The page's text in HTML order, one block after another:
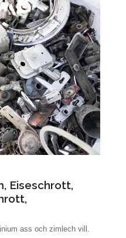
Eiseschrott,
ass och zimlech vill.